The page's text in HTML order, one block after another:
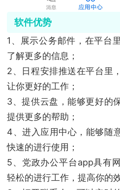
软件优势
1、展示公务邮件，在平台
了解更多的信息；
2、日程安排推送在平台里
让你更好的工作；
3、提供云盘，能够更好的
提供更多的帮助；
4、进入应用中心，能够随
快速的进行使用；
5、党政办公平台app具有
轻松的进行工作，提高你的